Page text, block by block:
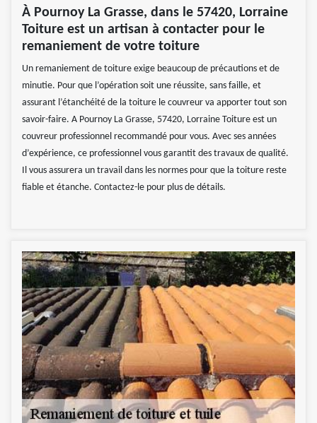
À Pournoy La Grasse, dans le 57420, Lorraine
Toiture est un artisan à contacter pour le
remaniement de votre toiture
Un remaniement de toiture exige beaucoup de précautions et de
minutie. Pour que l’opération soit une réussite, sans faille, et
assurant l’étanchéité de la toiture le couvreur va apporter tout son
savoir-faire. A Pournoy La Grasse, 57420, Lorraine Toiture est un
couvreur professionnel recommandé pour vous. Avec ses années
d’expérience, ce professionnel vous garantit des travaux de qualité.
Il vous assurera un travail dans les normes pour que la toiture reste
fiable et étanche. Contactez-le pour plus de détails.